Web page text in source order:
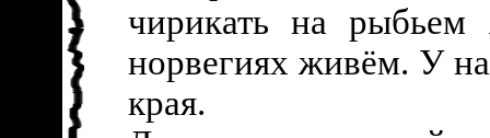
чирикать на
норвегиях живём. У
края.